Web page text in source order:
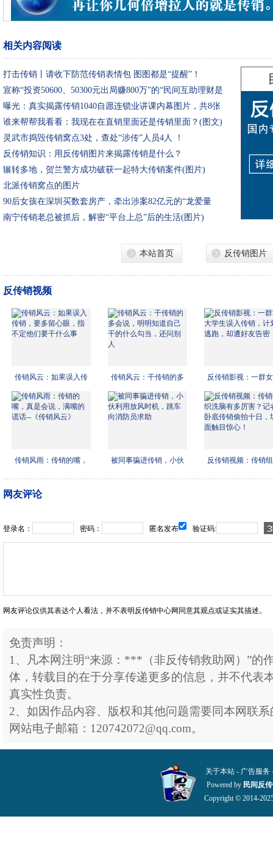
相关内容阅读
打击传销丨请收下防范传销表情包 图图都是“提醒”！
宣称“投资50600、50300元出局赚800万”的“民间互助理财是
传销
曝光：真实揭露传销1040自愿连锁业讲课内幕图片，共8张
谁来帮帮我看看：我现在在直销里面还是传销里面？(图文)
灵武市捣毁传销窝点3处，查处“涉传”人员4人 ！
反传销知识：用反传销图片来揭露传销是什么？
辗转多地，贺兰警方成功破获一起特大传销案件(图片)
北派传销窝点的图片
90后女孩在深圳买数套房产，牵出涉案82亿元的“龙爱量
子”特大传
南宁传销老总被抓后，解密“平台上总”后的生活(图片)
本站首页 反传销图片
反传销视频
传销风云：如果误入传
传销风云：干传销的多
反传销影视：一群
传销风雨：传销的嘴，
被同事骗进传销，小伙
反传销视频：传销
网友评论
登录名： 密码： 匿名发布 验证码:
网友评论仅供其表达个人看法，并不表明反传销中心网同意其观点或证实其描述。
免责声明：
1、凡本网注明“来源：***（非反传销救助网）”的
体，转载目的在于分享传递更多的信息，并不代表
真实性负责。
2、如因作品内容、版权和其他问题需要同本网联
网站电子邮箱：120742072@qq.com。
关于本站 - 广告服务
Powered by 民间反
Copyright © 2014-